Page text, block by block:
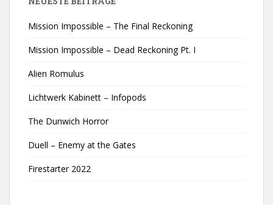
Mission Impossible – The Final Reckoning
Mission Impossible – Dead Reckoning Pt. I
Alien Romulus
Lichtwerk Kabinett – Infopods
The Dunwich Horror
Duell – Enemy at the Gates
Firestarter 2022